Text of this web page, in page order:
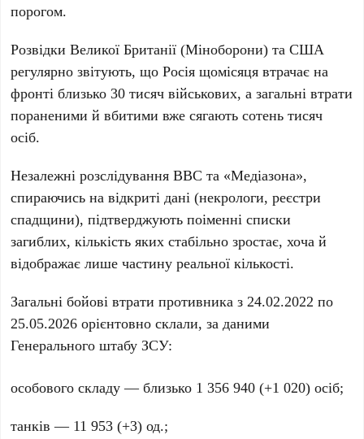
порогом.
Розвідки Великої Британії (Міноборони) та США
регулярно звітують, що Росія щомісяця втрачає на
фронті близько30 тисяч військових, а загальні втрати
пораненими й вбитими вже сягають сотень тисяч
осіб.
Незалежні розслідуванняBBC та «Медіазона»,
спираючись на відкриті дані (некрологи, реєстри
спадщини), підтверджують поіменні списки
загиблих, кількість яких стабільно зростає, хоча й
відображає лише частину реальної кількості.
Загальні бойові втрати противника з24.02.2022 по
25.05.2026 орієнтовно склали, за даними
Генерального штабу ЗСУ:
особового складу — близько 1 356 940 (+1 020) осіб;
танків — 11 953 (+3) од.;